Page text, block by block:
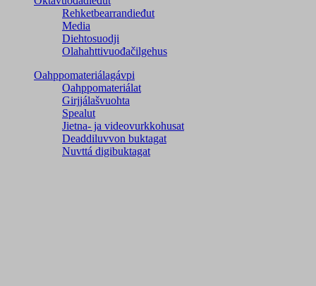
Rehketbearrandieđut
Media
Diehtosuodji
Olahahttivuođačilgehus
Oahppomateriálagávpi
Oahppomateriálat
Girjjálašvuohta
Spealut
Jietna- ja videovurkkohusat
Deaddiluvvon buktagat
Nuvttá digibuktagat